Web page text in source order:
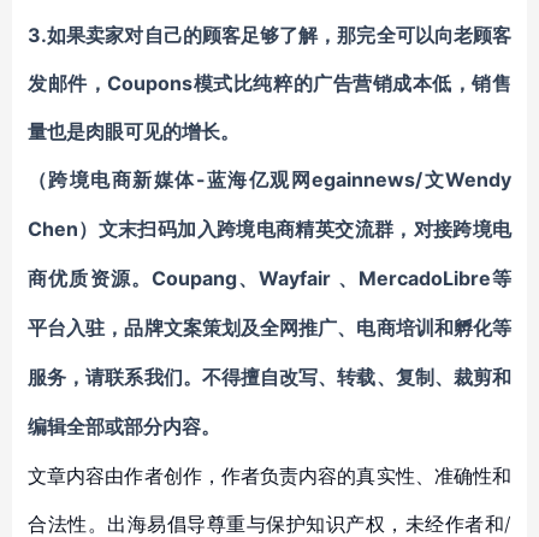
3.如果卖家对自己的顾客足够了解，那完全可以向老顾客
发邮件，Coupons模式比纯粹的广告营销成本低，销售
量也是肉眼可见的增长。
（跨境电商新媒体-蓝海亿观网egainnews/文Wendy
Chen）文末扫码加 入跨境电商精英交流群 ，对接跨境电
商优质资源。Coupang、Wayfair 、 MercadoLibre等
平台入驻 ，品牌文案策划及全网推广、电商培训和孵化等
服务 ，请联系我们。不得擅自改写、转载、复制、裁剪和
编辑全部或部分内容。
文章内容由作者创作，作者负责内容的真实性、准确性和
合法性。出海易倡导尊重与保护知识产权，未经作者和/